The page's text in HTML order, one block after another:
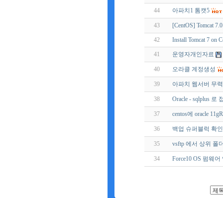
44 아파치1 톰캣5
43 [CentOS] Tomcat
42 Install Tomcat 7 on
41 운영자개인자료
40 오라클 계정생성
39 아파치 웹서버 무
38 Oracle - sqlplus 로
37 centos에 oracle
36 백업 슈퍼블럭 확
35 vsftp 에서 상위 폴
34 Force10 OS 펌웨